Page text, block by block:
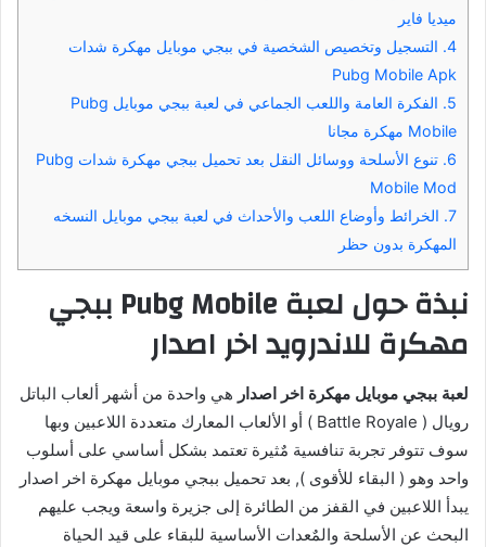
ميديا فاير
4. التسجيل وتخصيص الشخصية في ببجي موبايل مهكرة شدات
Pubg Mobile Apk
5.
الفكرة العامة واللعب الجماعي في لعبة ببجي موبايل Pubg
Mobile مهكرة مجانا
6.
تنوع الأسلحة ووسائل النقل بعد تحميل ببجي مهكرة شدات Pubg
Mobile Mod
7. الخرائط وأوضاع اللعب والأحداث في لعبة ببجي موبايل النسخه
المهكرة بدون حظر
نبذة حول لعبة Pubg Mobile ببجي
مهكرة للاندرويد اخر اصدار
لعبة ببجي موبايل مهكرة اخر اصدار هي واحدة من أشهر ألعاب الباتل
رويال ( Battle Royale ) أو الألعاب المعارك متعددة اللاعبين وبها
سوف تتوفر تجربة تنافسية مٌثيرة تعتمد بشكل أساسي على أسلوب
واحد وهو ( البقاء للأقوى ), بعد تحميل ببجي موبايل مهكرة اخر اصدار
يبدأ اللاعبين في القفز من الطائرة إلى جزيرة واسعة ويجب عليهم
البحث عن الأسلحة والمٌعدات الأساسية للبقاء على قيد الحياة